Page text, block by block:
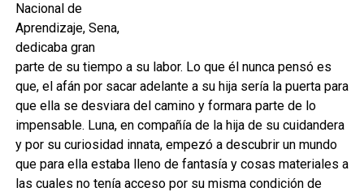
Nacional de
Aprendizaje, Sena,
dedicaba gran
parte de su tiempo a su labor. Lo que él nunca pensó es
que, el afán por sacar adelante a su hija sería la puerta para
que ella se desviara del camino y formara parte de lo
impensable. Luna, en compañía de la hija de su cuidandera
y por su curiosidad innata, empezó a descubrir un mundo
que para ella estaba lleno de fantasía y cosas materiales a
las cuales no tenía acceso por su misma condición de